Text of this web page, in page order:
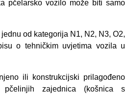
pčelarsko vozilo može biti samo
od kategorija N1, N2, N3, O2,
o tehničkim uvjetima vozila u
ili konstrukcijski prilagođeno
zajednica (košnica s